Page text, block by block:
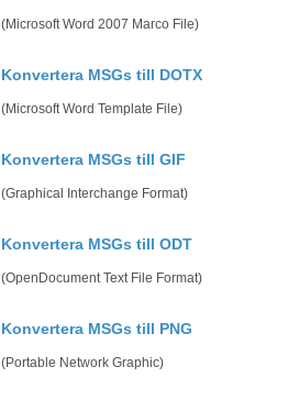
(Microsoft Word 2007 Marco File)
Konvertera MSGs till DOTX
(Microsoft Word Template File)
Konvertera MSGs till GIF
(Graphical Interchange Format)
Konvertera MSGs till ODT
(OpenDocument Text File Format)
Konvertera MSGs till PNG
(Portable Network Graphic)